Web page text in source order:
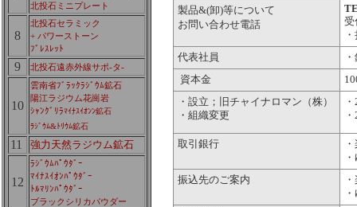
北投石ミニプレート
8
北投石セラミック
+ パワーストーン
ﾌﾞﾚｽﾚｯﾄ
9 北投石遠赤外線サポ-タ-
10
雲南省ﾌﾞﾗｯｸﾗｼﾞｳﾑ鉱石
陽江ラジウム花崗岩
ｼｬﾝｸﾞﾘﾗﾏｲﾅｽｲｵﾝﾝ鉱石
ﾗｼﾞｳﾑ&ﾄﾘｳﾑ鉱石
11 強力天然ラジウム鉱石
12
ﾗｼﾞｳﾑﾊﾟｳﾀﾞｰ
ﾏｲﾅｽｲｵﾝﾊﾟｳﾀﾞｰ
ﾄﾙﾏﾘﾝﾊﾟｳﾀﾞｰ
ブラックシリカパウダー
製品&(卸)等について
お問い合わせ電話
受
代表社員
資本金
・設立；旧チャイナロマン（株）
・組織変更
取引銀行
振込先のご案内